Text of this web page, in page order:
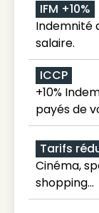
IFM +10%
Indemnité
salaire.
ICCP
+10%
payés de
Tarifs
Cinéma,
shopping...